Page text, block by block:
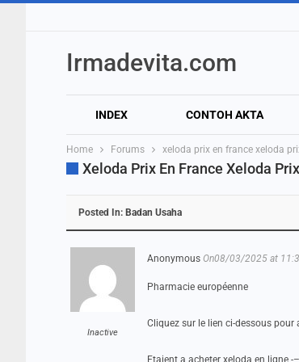
Irmadevita.com
INDEX CONTOH AKTA
Home Forums xeloda prix en france xeloda
Xeloda Prix En France Xeloda Prix
Posted In: Badan Usaha
Inactive
Anonymous On08/03/2025 at
Pharmacie européenne
Cliquez sur le lien ci-dessous
Etaient a acheter xeloda en ligne -